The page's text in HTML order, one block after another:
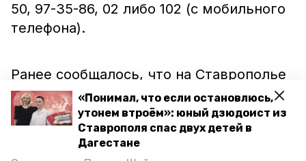
«Понимал, что если остановлюсь,
утонем втроём»: юный дзюдоист из
Ставрополя спас двух детей в
Дагестане
50, 97-35-86, 02 либо 102 (с мобильного
телефона).
Ранее сообщалось, что на Ставрополье
разыскиваютпропавшую без вести
восемь лет тому назад жительницу
Левокумского района. А волонтёры
подключилиськ поискам